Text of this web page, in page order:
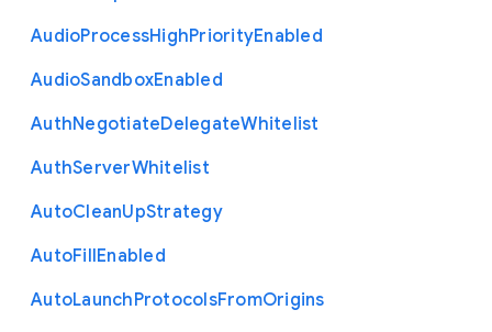
AudioProcessHighPriorityEnabled
AudioSandboxEnabled
AuthNegotiateDelegateWhitelist
AuthServerWhitelist
AutoCleanUpStrategy
AutoFillEnabled
AutoLaunchProtocolsFromOrigins